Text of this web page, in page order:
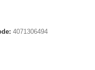
4071306494